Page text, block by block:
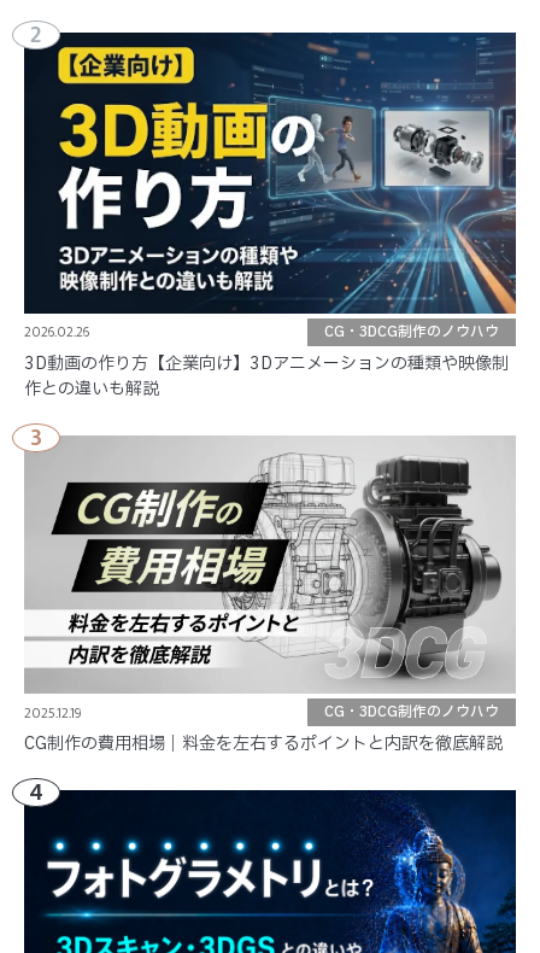
2026.02.26 CG・3DCG制作のノウハウ
3D動画の作り方【企業向け】3Dアニメーションの種類や映像制
作との違いも解説
2
2025.12.19 CG・3DCG制作のノウハウ
CG制作の費用相場｜料金を左右するポイントと内訳を徹底解説
3
4